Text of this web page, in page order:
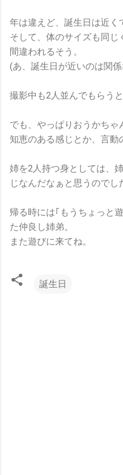
年は違えど、誕生日は近く
そして、体のサイズも同
間違われるそう。
(あ、誕生日が近いのは関
撮影中も2人並んでもらう
でも、やっぱりおうかちゃ
知恵のある感じとか、言動
姉を2人持つ身としては、
じなんだなぁと思うのでし
帰る時には｢もうちょっと
た仲良し姉弟。
また遊びに来てね。
誕生日